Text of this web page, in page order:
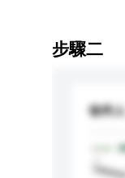
步驟二
收件人